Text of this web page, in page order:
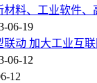
料、工业软件
06-19
动 加大工业互
06-12
12